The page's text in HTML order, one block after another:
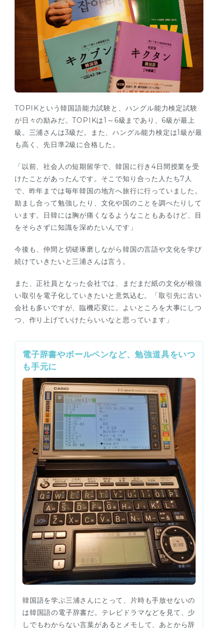
TOPIKという韓国語能力試験と、ハングル能力検定試験
が日々の励みだ。TOPIKは1～6級まであり、6級が最上
級。三浦さんは3級だ。また、ハングル能力検定は1級が最
も高く、先日準2級に合格した。
「以前、社会人の短期留学で、韓国に行き4日間授業を受
けたことがあったんです。そこで知り合った人たち7人
で、昨年までは毎年韓国の地方へ旅行に行っていました。
励まし合って勉強したり、文化や国のことを調べたりして
います。日韓には胸が痛くなるようなこともあるけど、目
をそらさずに知識を深めたいんです」
今後も、仲間と切磋琢磨しながら韓国の言語や文化を学び
続けていきたいと三浦さんは言う。
また、正社員となった会社では、まだまだ紙の文化が根強
い取引を電子化していきたいと意気込む。「取引先に古い
会社も多いですが、臨機応変に。よいところを大事にしつ
つ、作り上げていけたらいいなと思っています」
電子辞書やボールペンなど、勉強道具をいつ
も手元に
韓国語を学ぶ三浦さんにとって、片時も手放せないの
は韓国語の電子辞書だ。テレビドラマなどを見て、少
しでもわからない言葉があるとメモして、あとから辞